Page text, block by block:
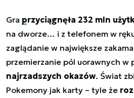
Gra przyciągnęła 232 mln
na dworze… i z telefonem w
zaglądanie w największe
przemierzanie pól uorawnych w
najrzadszych okazów. Świat
Pokemony jak karty – tyle że